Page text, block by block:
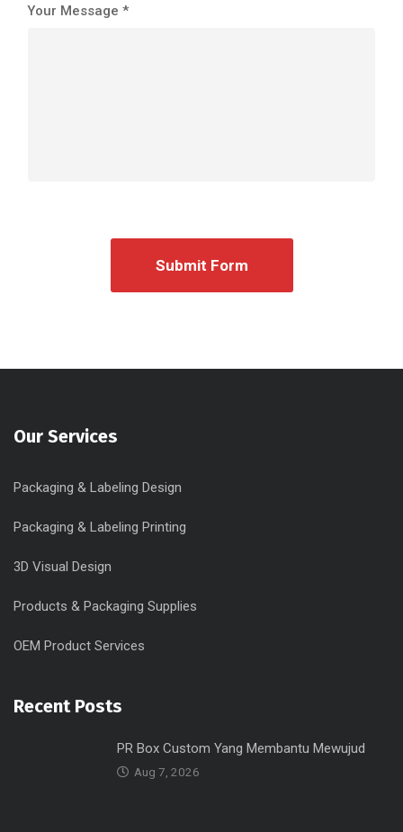
Your Message *
Our Services
Packaging & Labeling Design
Packaging & Labeling Printing
3D Visual Design
Products & Packaging Supplies
OEM Product Services
Recent Posts
PR Box Custom Yang Membantu Mewujud
Aug 7, 2026